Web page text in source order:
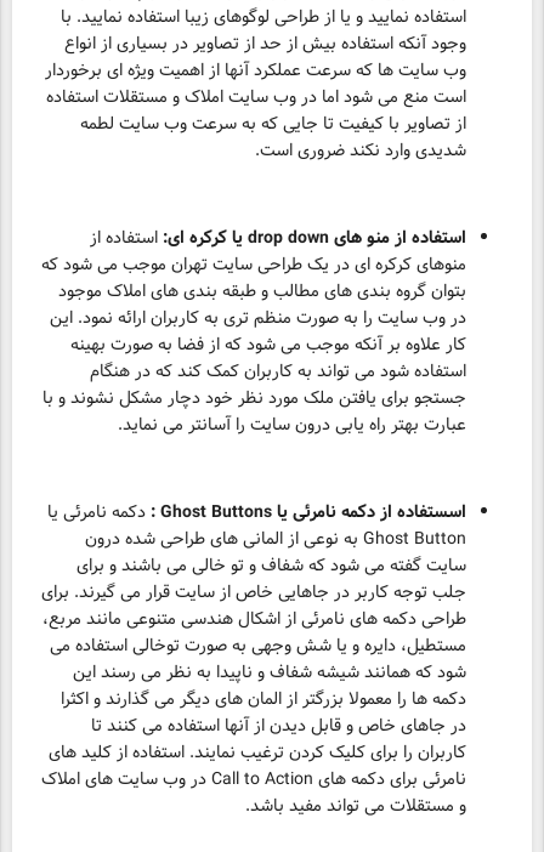
استفاده نمایید و یا از طراحی لوگوهای زیبا استفاده نمایید. با
وجود آنکه استفاده بیش از حد از تصاویر در بسیاری از انواع
وب سایت ها که سرعت عملکرد آنها از اهمیت ویژه ای برخوردار
است منع می شود اما در وب سایت املاک و مستقلات استفاده
از تصاویر با کیفیت تا جایی که به سرعت وب سایت لطمه
شدیدی وارد نکند ضروری است.
استفاده از منو هایdrop downیا کرکره ای: استفاده از
منوهای کرکره ای در یک طراحی سایت تهران موجب می شود که
بتوان گروه بندی های مطالب و طبقه بندی های املاک موجود
در وب سایت را به صورت منظم تری به کاربران ارائه نمود. این
کار علاوه بر آنکه موجب می شود که از فضا به صورت بهینه
استفاده شود می تواند به کاربران کمک کند که در هنگام
جستجو برای یافتن ملک مورد نظر خود دچار مشکل نشوند و با
عبارت بهتر راه یابی درون سایت را آسانتر می نماید.
اسستفاده از دکمه نامرئی یاGhost Buttons
: دکمه نامرئی یا
Ghost Button به نوعی از المانی های طراحی شده درون
سایت گفته می شود که شفاف و تو خالی می باشند و برای
جلب توجه کاربر در جاهایی خاص از سایت قرار می گیرند. برای
طراحی دکمه های نامرئی از اشکال هندسی متنوعی مانند مربع،
مستطیل، دایره و یا شش وجهی به صورت توخالی استفاده می
شود که همانند شیشه شفاف و ناپیدا به نظر می رسند این
دکمه ها را معمولا بزرگتر از المان های دیگر می گذارند و اکثرا
در جاهای خاص و قابل دیدن از آنها استفاده می کنند تا
کاربران را برای کلیک کردن ترغیب نمایند. استفاده از کلید های
نامرئی برای دکمه های Call to Action در وب سایت های املاک
و مستقلات می تواند مفید باشد.